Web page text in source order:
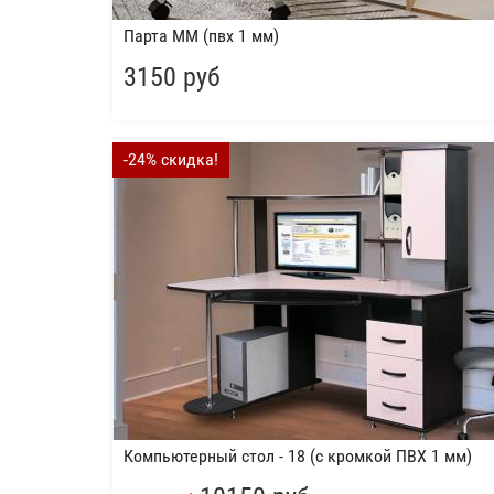
Парта ММ (пвх 1 мм)
3150 руб
-24% скидка!
Компьютерный стол - 18 (с кромкой ПВХ 1 мм)